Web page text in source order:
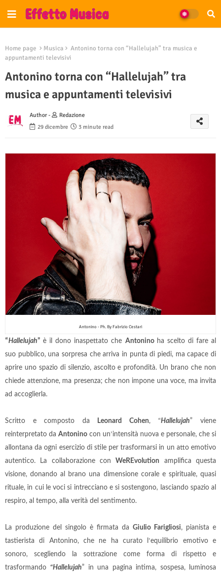
Home page Musica
Antonino torna con “Hallelujah” tra musica e
appuntamenti televisivi
Antonino torna con “Hallelujah” tra
musica e appuntamenti televisivi
Author -
Redazione
29 dicembre
3 minute read
Antonino - Ph. By Fabrizio Cestari
“Hallelujah” è il dono inaspettato che Antonino ha scelto di fare al
suo pubblico, una sorpresa che arriva in punta di piedi, ma capace di
aprire uno spazio di silenzio, ascolto e profondità. Un brano che non
chiede attenzione, ma presenza; che non impone una voce, ma invita
ad accoglierla.
Scritto e composto da Leonard Cohen, “Hallelujah” viene
reinterpretato da Antonino con un’intensità nuova e personale, che si
allontana da ogni esercizio di stile per trasformarsi in un atto emotivo
autentico. La collaborazione conWeREvolution amplifica questa
visione, donando al brano una dimensione corale e spirituale, quasi
rituale, in cui le voci si intrecciano e si sostengono, lasciando spazio al
respiro, al tempo, alla verità del sentimento.
La produzione del singolo è firmata da Giulio Farigliosi, pianista e
tastierista di Antonino, che ne ha curato l ’equilibrio emotivo e
sonoro, scegliendo la sottrazione come forma di rispetto e
trasformando “Hallelujah” in una pagina intima, sospesa, luminosa